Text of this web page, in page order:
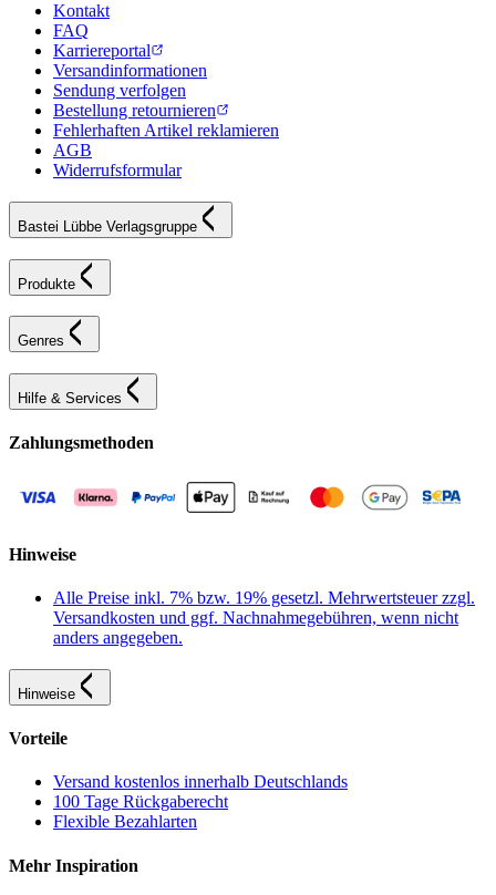
Kontakt
FAQ
Karriereportal
Versandinformationen
Sendung verfolgen
Bestellung retournieren
Fehlerhaften Artikel reklamieren
AGB
Widerrufsformular
Bastei Lübbe Verlagsgruppe
Produkte
Genres
Hilfe & Services
Zahlungsmethoden
Hinweise
Alle Preise inkl. 7% bzw. 19% gesetzl. Mehrwertsteuer zzgl.
Versandkosten und ggf. Nachnahmegebühren, wenn nicht
anders angegeben.
Hinweise
Vorteile
Versand kostenlos innerhalb Deutschlands
100 Tage Rückgaberecht
Flexible Bezahlarten
Mehr Inspiration